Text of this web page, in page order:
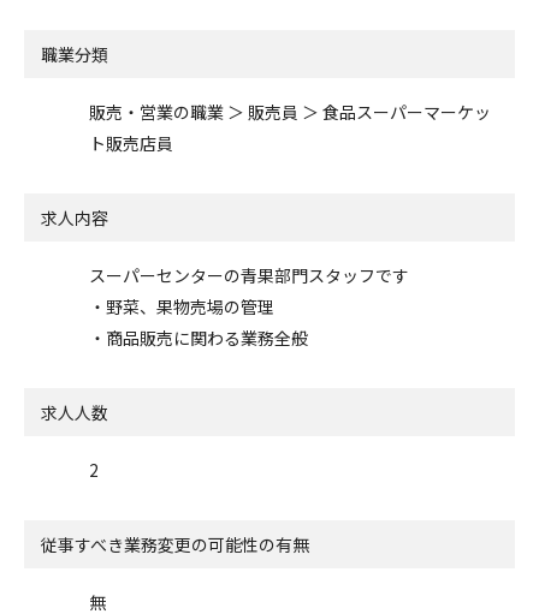
職業分類
販売・営業の職業 ＞ 販売員 ＞ 食品スーパーマーケッ
ト販売店員
求人内容
スーパーセンターの青果部門スタッフです
・野菜、果物売場の管理
・商品販売に関わる業務全般
求人人数
2
従事すべき業務変更の可能性の有無
無